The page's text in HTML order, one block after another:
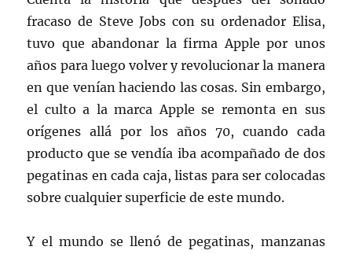
fracaso de Steve Jobs con su ordenador Elisa,
tuvo que abandonar la firma Apple por unos
años para luego volver y revolucionar la manera
en que venían haciendo las cosas. Sin embargo,
el culto a la marca Apple se remonta en sus
orígenes allá por los años 70, cuando cada
producto que se vendía iba acompañado de dos
pegatinas en cada caja, listas para ser colocadas
sobre cualquier superficie de este mundo.
Y el mundo se llenó de pegatinas, manzanas